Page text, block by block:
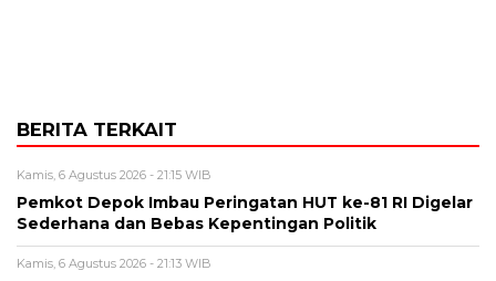
BERITA TERKAIT
Kamis, 6 Agustus 2026 - 21:15 WIB
Pemkot Depok Imbau Peringatan HUT ke-81 RI Digelar
Sederhana dan Bebas Kepentingan Politik
Kamis, 6 Agustus 2026 - 21:13 WIB